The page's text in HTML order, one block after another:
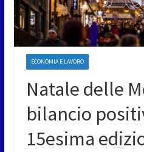
ECONOMIA E LAVORO
Natale delle
bilancio
15esima